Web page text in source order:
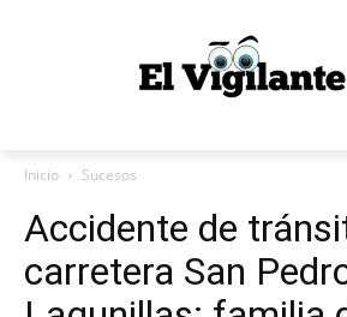
Inicio Sucesos
Accidente de
carretera San